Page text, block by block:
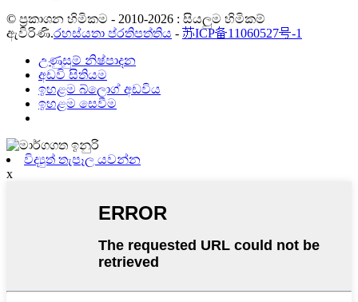
© ප්‍රකාශන හිමිකම - 2010-2026 : සියලුම හිමිකම්
ඇවිරිණි.රහස්යතා ප්රතිපත්තිය - 苏ICP备11060527号-1
උණුසුම් නිෂ්පාදන
අඩවි සිතියම
ඉහළම බ්ලොග් අඩවිය
ඉහළම සෙවීම
විද්‍යුත් තැපෑල යවන්න
x